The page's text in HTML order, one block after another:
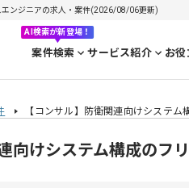
エンジニアの求人・案件(2026/08/06更新)
AI検索が新登場！
案件検索 サービス紹介 お役
【コンサル】防衛関連向けシステム
向けシステム構成のフ